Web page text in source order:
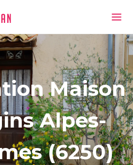
Maison
Alpes-
(6250)